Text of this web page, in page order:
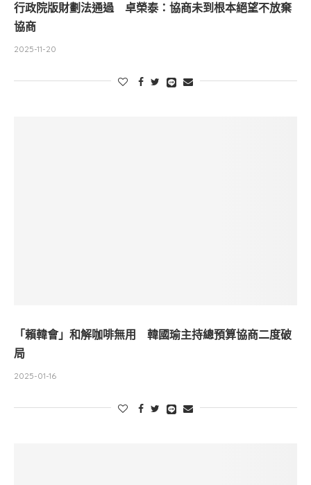
行政院版財劃法通過 卓榮泰：協商未到根本絕望不放棄
協商
2025-11-20
「賴韓會」和解咖啡無用 韓國瑜主持總預算協商二度破
局
2025-01-16